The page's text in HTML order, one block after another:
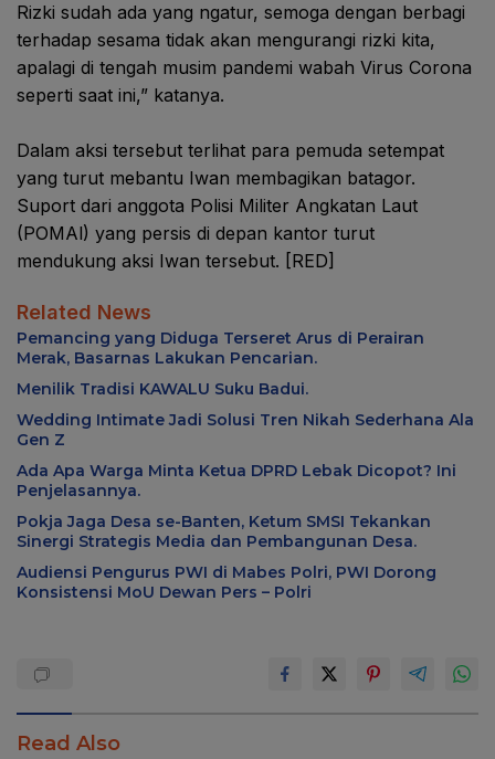
Rizki sudah ada yang ngatur, semoga dengan berbagi
terhadap sesama tidak akan mengurangi rizki kita,
apalagi di tengah musim pandemi wabah Virus Corona
seperti saat ini,” katanya.
Dalam aksi tersebut terlihat para pemuda setempat
yang turut mebantu Iwan membagikan batagor.
Suport dari anggota Polisi Militer Angkatan Laut
(POMAl) yang persis di depan kantor turut
mendukung aksi Iwan tersebut. [RED]
Related News
Pemancing yang Diduga Terseret Arus di Perairan
Merak, Basarnas Lakukan Pencarian.
Menilik Tradisi KAWALU Suku Badui.
Wedding Intimate Jadi Solusi Tren Nikah Sederhana Ala
Gen Z
Ada Apa Warga Minta Ketua DPRD Lebak Dicopot? Ini
Penjelasannya.
Pokja Jaga Desa se-Banten, Ketum SMSI Tekankan
Sinergi Strategis Media dan Pembangunan Desa.
Audiensi Pengurus PWI di Mabes Polri, PWI Dorong
Konsistensi MoU Dewan Pers – Polri
Read Also